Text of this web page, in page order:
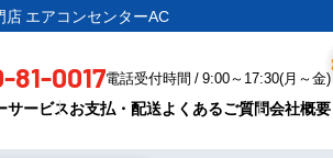
エアコンセンターAC
81-0017電話受付時間 / 9:00～17:30(月～金)
サービスお支払・配送よくあるご質問会社概要